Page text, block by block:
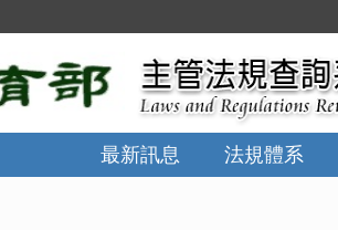
最新訊息 法規體系